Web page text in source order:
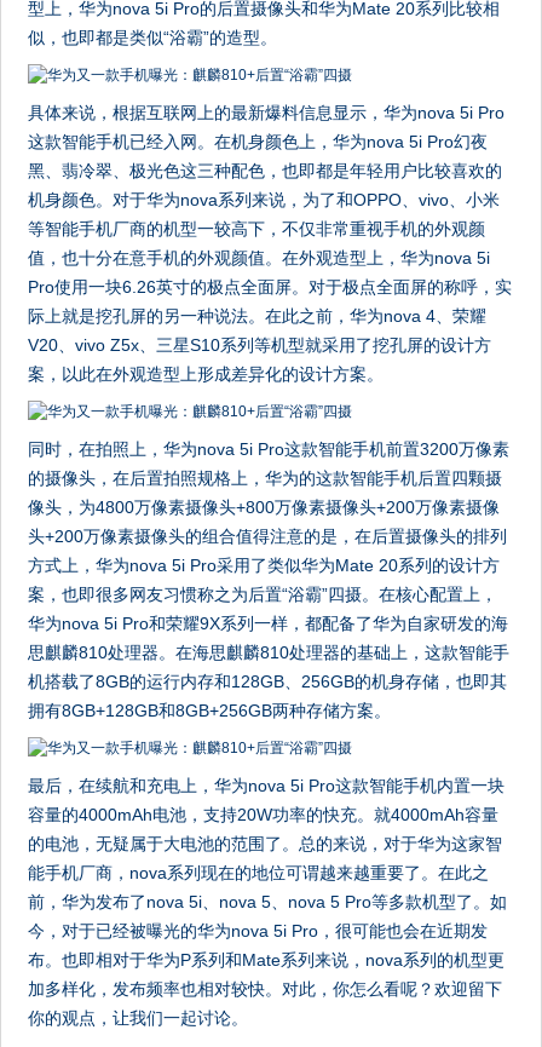
型上，华为nova 5i Pro的后置摄像头和华为Mate 20系列比较相
似，也即都是类似“浴霸”的造型。
具体来说，根据互联网上的最新爆料信息显示，华为nova 5i Pro
这款智能手机已经入网。在机身颜色上，华为nova 5i Pro幻夜
黑、翡冷翠、极光色这三种配色，也即都是年轻用户比较喜欢的
机身颜色。对于华为nova系列来说，为了和OPPO、vivo、小米
等智能手机厂商的机型一较高下，不仅非常重视手机的外观颜
值，也十分在意手机的外观颜值。在外观造型上，华为nova 5i
Pro使用一块6.26英寸的极点全面屏。对于极点全面屏的称呼，实
际上就是挖孔屏的另一种说法。在此之前，华为nova 4、荣耀
V20、vivo Z5x、三星S10系列等机型就采用了挖孔屏的设计方
案，以此在外观造型上形成差异化的设计方案。
同时，在拍照上，华为nova 5i Pro这款智能手机前置3200万像素
的摄像头，在后置拍照规格上，华为的这款智能手机后置四颗摄
像头，为4800万像素摄像头+800万像素摄像头+200万像素摄像
头+200万像素摄像头的组合值得注意的是，在后置摄像头的排列
方式上，华为nova 5i Pro采用了类似华为Mate 20系列的设计方
案，也即很多网友习惯称之为后置“浴霸”四摄。在核心配置上，
华为nova 5i Pro和荣耀9X系列一样，都配备了华为自家研发的海
思麒麟810处理器。在海思麒麟810处理器的基础上，这款智能手
机搭载了8GB的运行内存和128GB、256GB的机身存储，也即其
拥有8GB+128GB和8GB+256GB两种存储方案。
最后，在续航和充电上，华为nova 5i Pro这款智能手机内置一块
容量的4000mAh电池，支持20W功率的快充。就4000mAh容量
的电池，无疑属于大电池的范围了。总的来说，对于华为这家智
能手机厂商，nova系列现在的地位可谓越来越重要了。在此之
前，华为发布了nova 5i、nova 5、nova 5 Pro等多款机型了。如
今，对于已经被曝光的华为nova 5i Pro，很可能也会在近期发
布。也即相对于华为P系列和Mate系列来说，nova系列的机型更
加多样化，发布频率也相对较快。对此，你怎么看呢？欢迎留下
你的观点，让我们一起讨论。